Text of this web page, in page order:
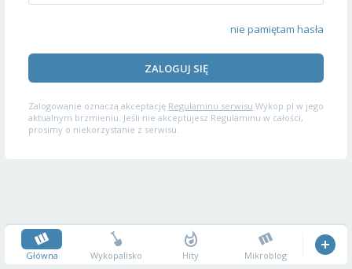
nie pamiętam hasła
ZALOGUJ SIĘ
Zalogowanie oznacza akceptację Regulaminu serwisu Wykop.pl w jego
aktualnym brzmieniu. Jeśli nie akceptujesz Regulaminu w całości,
prosimy o niekorzystanie z serwisu.
Główna Wykopalisko Hity Mikroblog